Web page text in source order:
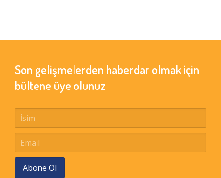
Son gelişmelerden haberdar olmak için
bültene üye olunuz
Abone Ol